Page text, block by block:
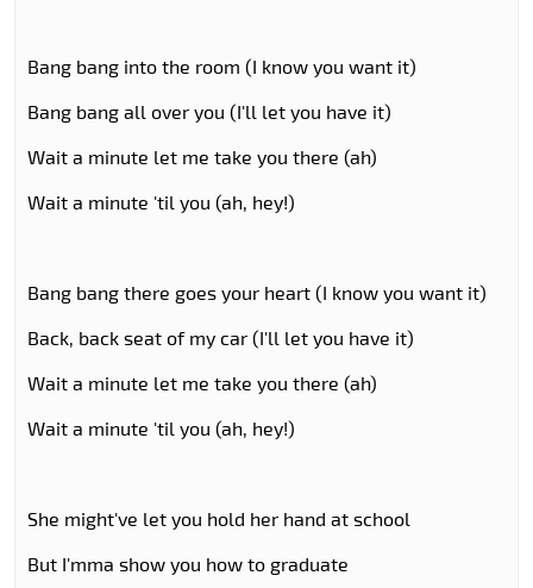
Bang bang into the room (I know you want it)
Bang bang all over you (I'll let you have it)
Wait a minute let me take you there (ah)
Wait a minute 'til you (ah, hey!)
Bang bang there goes your heart (I know you want it)
Back, back seat of my car (I'll let you have it)
Wait a minute let me take you there (ah)
Wait a minute 'til you (ah, hey!)
She might've let you hold her hand at school
But I'mma show you how to graduate